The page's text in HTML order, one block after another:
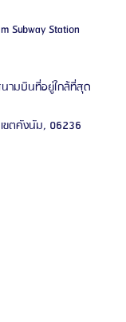
Subway Station
นามบินที่อยู่ใกล้ที่สุด
ขตคังนัม, 06236